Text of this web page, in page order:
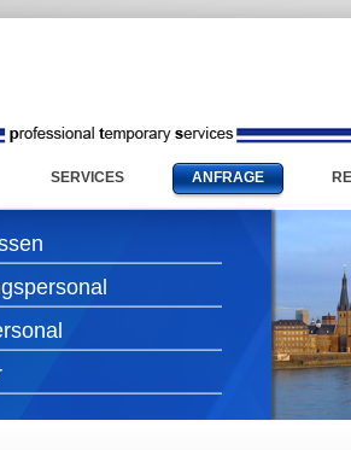
SERVICES ANFRAGE